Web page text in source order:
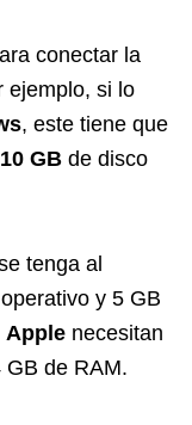
conectar la
ejemplo, si lo
, este tiene que
10 GB de disco
tenga al
y 5 GB
Apple necesitan
GB de RAM.